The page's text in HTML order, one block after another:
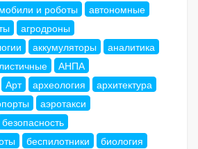
и роботы
автономные
агродроны
аккумуляторы
аналитика
АНПА
Арт археология
архитектура
аэротакси
безопасность
беспилотники
биология